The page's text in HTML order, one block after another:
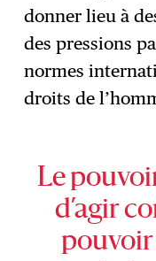
donner lieu à
des pressions
normes
droits de
Le
d’agir
pouvoir